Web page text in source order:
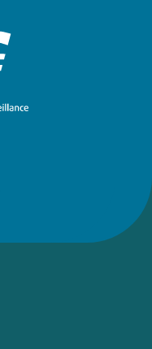
uns
uns